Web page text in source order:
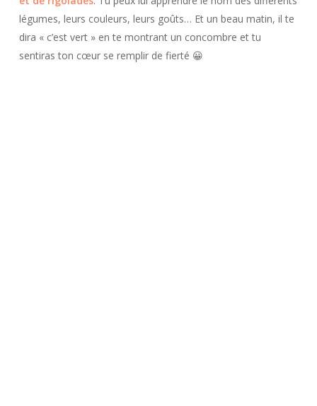
légumes, leurs couleurs, leurs goûts… Et un beau matin, il te
dira « c’est vert » en te montrant un concombre et tu
sentiras ton cœur se remplir de fierté 😀